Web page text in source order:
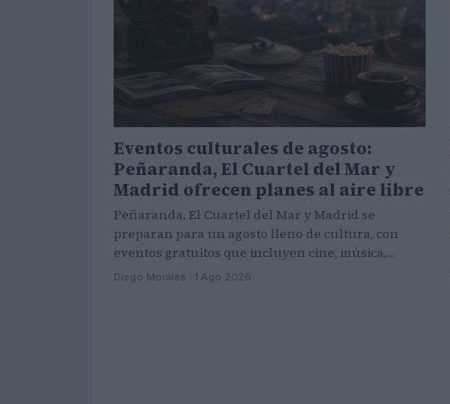
Eventos culturales de agosto:
Peñaranda, El Cuartel del Mar y
Madrid ofrecen planes al aire libre
Peñaranda, El Cuartel del Mar y Madrid se
preparan para un agosto lleno de cultura, con
eventos gratuitos que incluyen cine, música,…
Diego Morales · 1 Ago 2026